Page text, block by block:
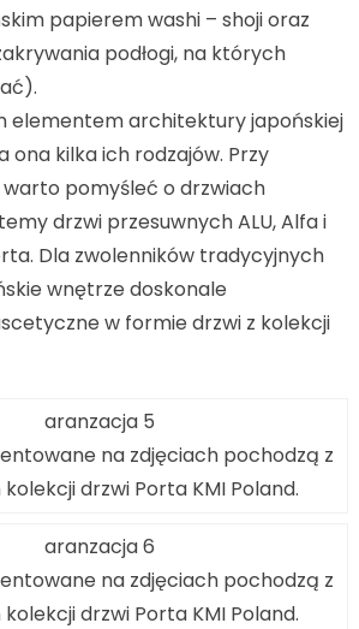
papierem washi – shoji oraz
podłogi, na których
elementem architektury japońskiej
ona kilka ich rodzajów. Przy
pomyśleć o drzwiach
drzwi przesuwnych ALU, Alfa i
Dla zwolenników tradycyjnych
wnętrze doskonale
w formie drzwi z kolekcji
na zdjęciach pochodzą z
drzwi Porta KMI Poland.
na zdjęciach pochodzą z
drzwi Porta KMI Poland.